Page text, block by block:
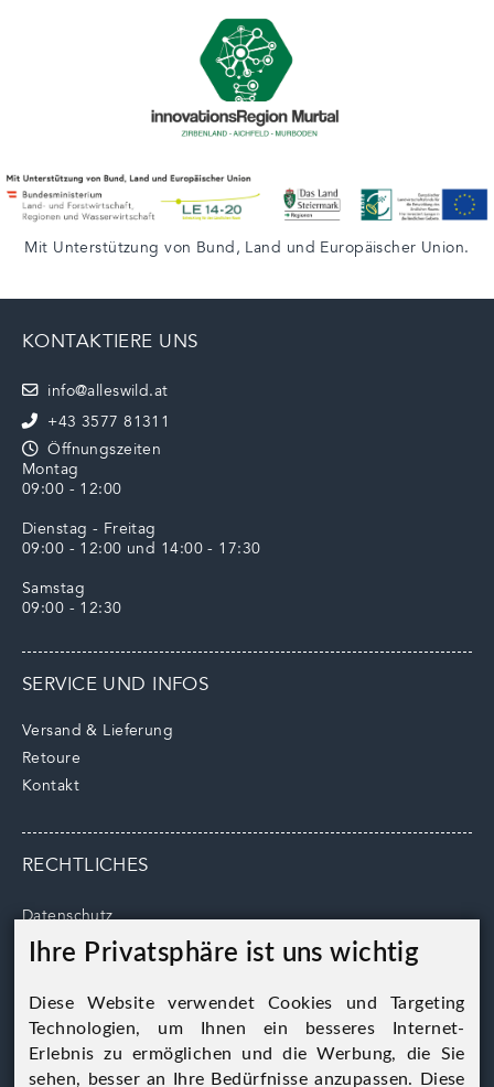
Ihre Privatsphäre ist uns wichtig
Diese Website verwendet Cookies und Targeting
Technologien, um Ihnen ein besseres Internet-
Erlebnis zu ermöglichen und die Werbung, die Sie
sehen, besser an Ihre Bedürfnisse anzupassen. Diese
Mit Unterstützung von Bund, Land und Europäischer Union.
KONTAKTIERE UNS
info@alleswild.at
+43 3577 81311
Öffnungszeiten
Montag
09:00 - 12:00
Dienstag - Freitag
09:00 - 12:00 und 14:00 - 17:30
Samstag
09:00 - 12:30
SERVICE UND INFOS
Versand & Lieferung
Retoure
Kontakt
RECHTLICHES
Datenschutz
AGB
Cookie Hinweise